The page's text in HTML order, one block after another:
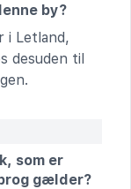
by?
i Letland,
desuden til
som er
gælder?